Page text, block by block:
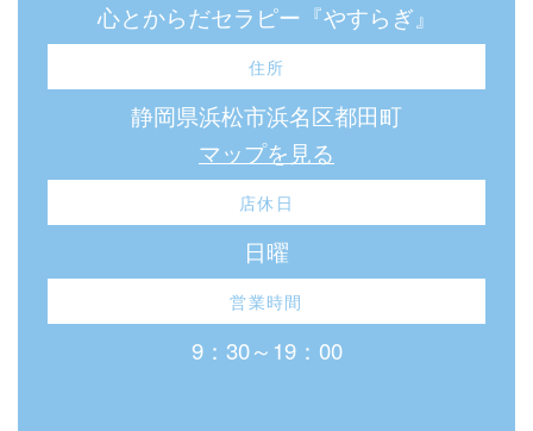
心とからだセラピー『やすらぎ』
住所
静岡県浜松市浜名区都田町
マップを見る
店休日
日曜
営業時間
9：30～19：00